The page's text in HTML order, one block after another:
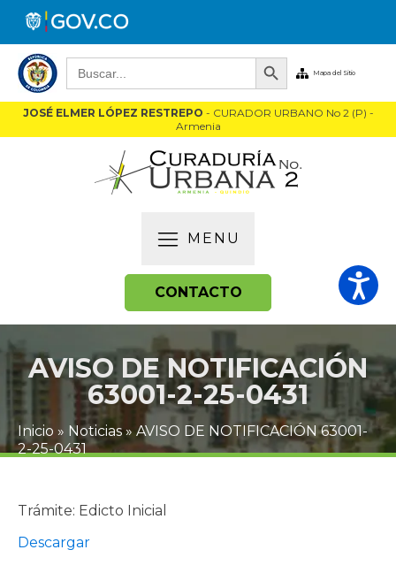
Buscar: Botón de búsqueda
Mapa del Sitio
JOSÉ ELMER LÓPEZ RESTREPO - CURADOR URBANO No 2 (P) -
Armenia
MENU
CONTACTO
AVISO DE NOTIFICACIÓN
63001-2-25-0431
Inicio » Noticias » AVISO DE NOTIFICACIÓN 63001-
2-25-0431
Trámite: Edicto Inicial
Descargar